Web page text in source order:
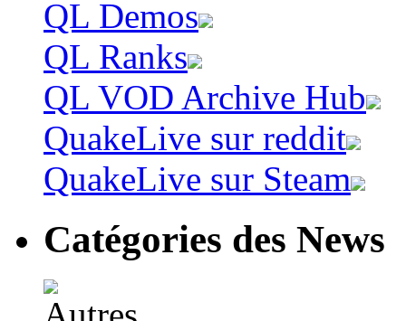
QL Demos
QL Ranks
QL VOD Archive Hub
QuakeLive sur reddit
QuakeLive sur Steam
Catégories des News